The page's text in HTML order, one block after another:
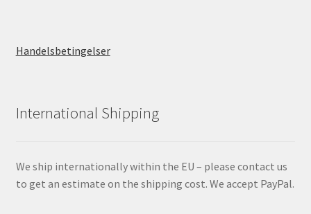
Handelsbetingelser
International Shipping
We ship internationally within the EU – please contact us
to get an estimate on the shipping cost. We accept PayPal.